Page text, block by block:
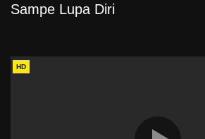
Sampe Lupa Diri
HD